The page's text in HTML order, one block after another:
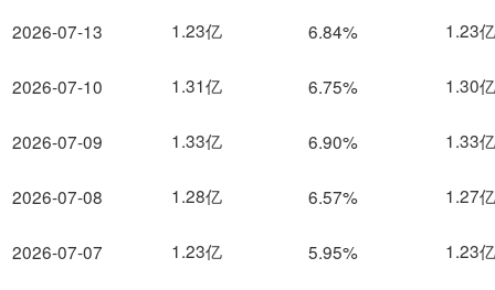
2026-07-13
2026-07-10
2026-07-09
2026-07-08
2026-07-07
1.23亿 6.84% 1.23亿
1.31亿 6.75% 1.30亿
1.33亿 6.90% 1.33亿
1.28亿 6.57% 1.27亿
1.23亿 5.95% 1.23亿